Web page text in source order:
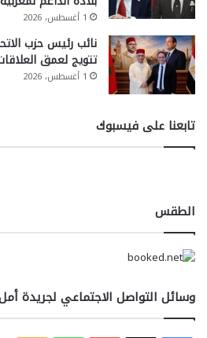
1 أغسطس، 2026
نائب رئيس حزب
تتويج لعمق
1 أغسطس، 2026
تابعنا على فيسبوك
الطقس
وسائل التواصل الاجتماعي لجريدة